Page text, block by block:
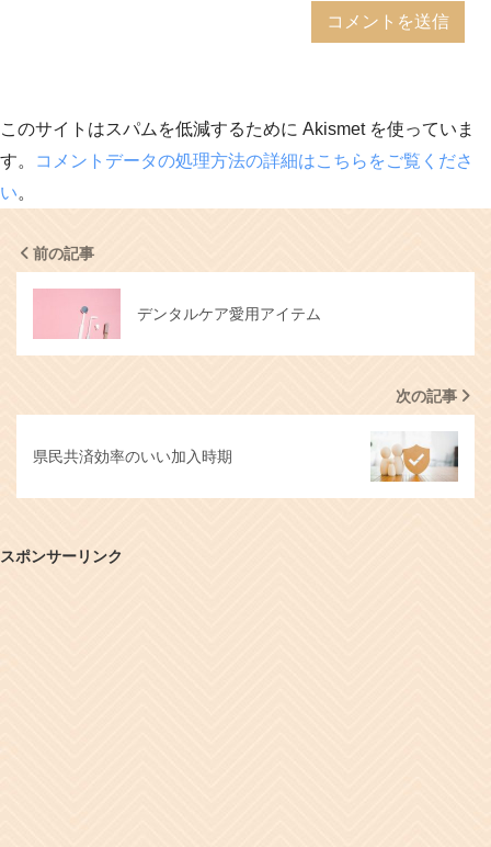
このサイトはスパムを低減するために Akismet を使っていま
す。
コメントデータの処理方法の詳細はこちらをご覧くださ
い。
前の記事
デンタルケア愛用アイテム
次の記事
県民共済効率のいい加入時期
スポンサーリンク